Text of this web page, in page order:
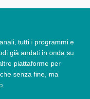
tutti i programmi e
già andati in onda su
piattaforme per
senza fine, ma